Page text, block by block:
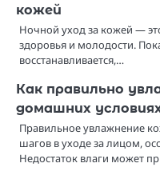
кожей
Ночной уход за кожей —
здоровья и молодости.
восстанавливается,…
Как правильно
домашних
Правильное увлажнение
шагов в уходе за лицом,
Недостаток влаги может